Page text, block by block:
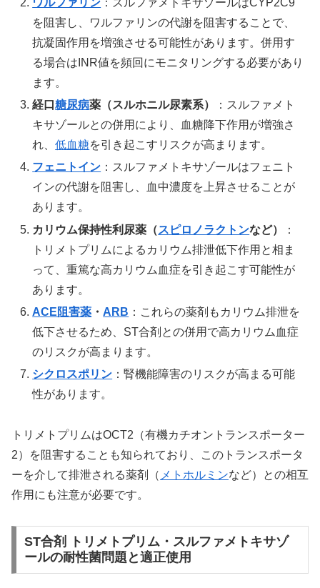
ワルファリン ：スルファメトキサゾールはCYP2C9
を阻害し、ワルファリンの代謝を阻害することで、
抗凝固作用を増強させる可能性があります。併用す
る場合はINR値を頻回にモニタリングする必要があり
ます。
経口糖尿病薬（スルホニル尿素系）
：スルファメト
キサゾールとの併用により、血糖降下作用が増強さ
れ、低血糖を引き起こすリスクが高まります。
フェニトイン ：スルファメトキサゾールはフェニト
インの代謝を阻害し、血中濃度を上昇させることが
あります。
カリウム保持性利尿薬（スピロノラクトンなど）
：
トリメトプリムによるカリウム排泄低下作用と相ま
って、重篤な高カリウム血症を引き起こす可能性が
あります。
ACE阻害薬 ・ ARB ：これらの薬剤もカリウム排泄を
低下させるため、ST合剤との併用で高カリウム血症
のリスクが高まります。
シクロスポリン ：腎機能障害のリスクが高まる可能
性があります。
トリメトプリムはOCT2（有機カチオントランスポーター
2）を阻害することも知られており、このトランスポータ
ーを介して排泄される薬剤（ メトホルミンなど）との相互
作用にも注意が必要です。
ST合剤 トリメトプリム・スルファメトキサゾ
ールの耐性菌問題と適正使用